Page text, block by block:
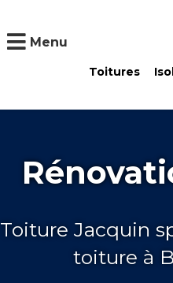
Menu
Toitures
Toiture Jacquin
toiture à